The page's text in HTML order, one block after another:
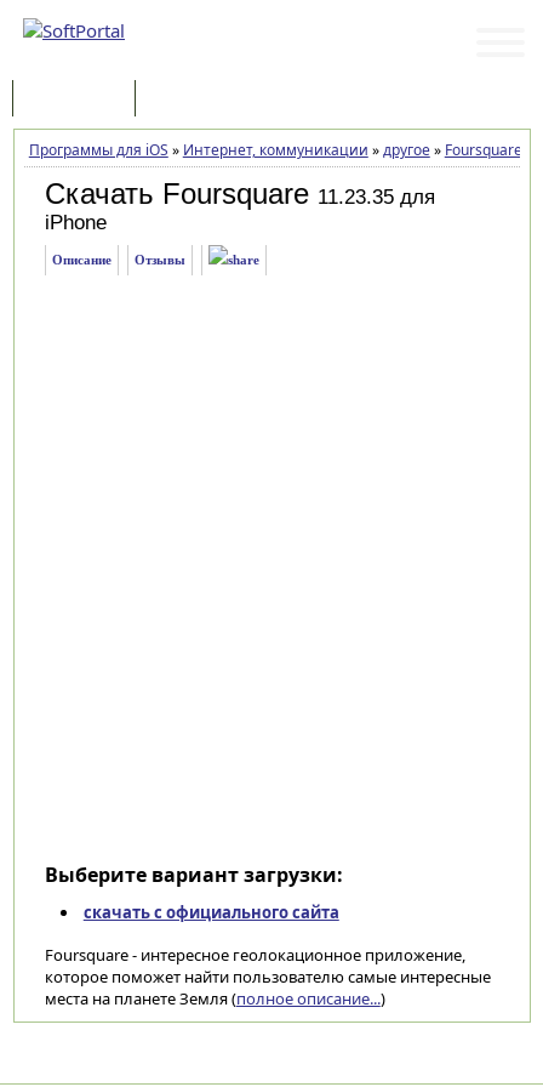
Программы для iOS » Интернет, коммуникации »другое» Foursquare
Скачать Foursquare 11.23.35 для
iPhone
Описание Отзывы
Выберите вариант загрузки:
скачать с официального сайта
Foursquare - интересное геолокационное приложение,
которое поможет найти пользователю самые интересные
места на планете Земля (полное описание...)